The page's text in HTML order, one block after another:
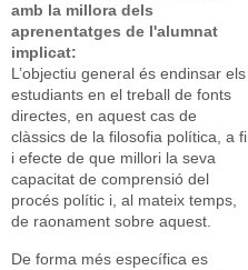
amb la millora dels
aprenentatges de l'alumnat
implicat:
L’objectiu general és endinsar els
estudiants en el treball de fonts
directes, en aquest cas de
clàssics de la filosofia política, a fi
i efecte de que millori la seva
capacitat de comprensió del
procés polític i, al mateix temps,
de raonament sobre aquest.
De forma més específica es